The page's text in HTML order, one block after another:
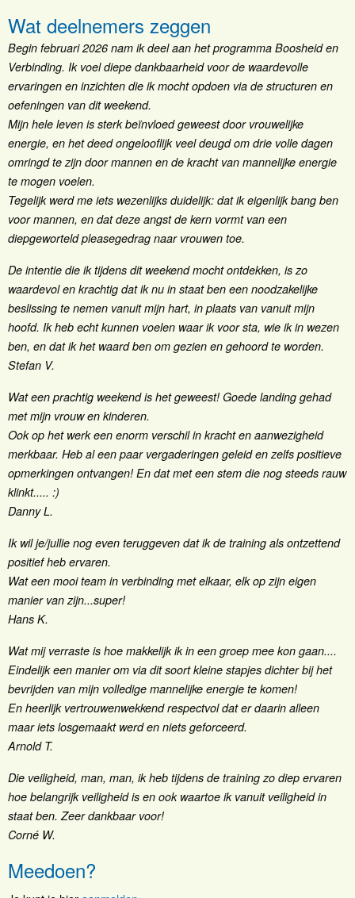
Wat deelnemers zeggen
Begin februari 2026 nam ik deel aan het programma Boosheid en
Verbinding. Ik voel diepe dankbaarheid voor de waardevolle
ervaringen en inzichten die ik mocht opdoen via de structuren en
oefeningen van dit weekend.
Mijn hele leven is sterk beïnvloed geweest door vrouwelijke
energie, en het deed ongelooflijk veel deugd om drie volle dagen
omringd te zijn door mannen en de kracht van mannelijke energie
te mogen voelen.
Tegelijk werd me iets wezenlijks duidelijk: dat ik eigenlijk bang ben
voor mannen, en dat deze angst de kern vormt van een
diepgeworteld pleasegedrag naar vrouwen toe.
De intentie die ik tijdens dit weekend mocht ontdekken, is zo
waardevol en krachtig dat ik nu in staat ben een noodzakelijke
beslissing te nemen vanuit mijn hart, in plaats van vanuit mijn
hoofd. Ik heb echt kunnen voelen waar ik voor sta, wie ik in wezen
ben, en dat ik het waard ben om gezien en gehoord te worden.
Stefan V.
Wat een prachtig weekend is het geweest! Goede landing gehad
met mijn vrouw en kinderen.
Ook op het werk een enorm verschil in kracht en aanwezigheid
merkbaar. Heb al een paar vergaderingen geleid en zelfs positieve
opmerkingen ontvangen! En dat met een stem die nog steeds rauw
klinkt..... :)
Danny L.
Ik wil je/jullie nog even teruggeven dat ik de training als ontzettend
positief heb ervaren.
Wat een mooi team in verbinding met elkaar, elk op zijn eigen
manier van zijn...super!
Hans K.
Wat mij verraste is hoe makkelijk ik in een groep mee kon gaan....
Eindelijk een manier om via dit soort kleine stapjes dichter bij het
bevrijden van mijn volledige mannelijke energie te komen!
En heerlijk vertrouwenwekkend respectvol dat er daarin alleen
maar iets losgemaakt werd en niets geforceerd.
Arnold T.
Die veiligheid, man, man, ik heb tijdens de training zo diep ervaren
hoe belangrijk veiligheid is en ook waartoe ik vanuit veiligheid in
staat ben. Zeer dankbaar voor!
Corné W.
Meedoen?